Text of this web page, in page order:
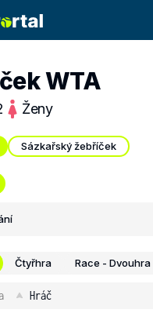
WTA
Ženy
Sázkařský žebříček
Čtyřhra Race - Dvouhra
Hráč